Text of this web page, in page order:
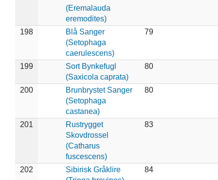
(Eremalauda
eremodites)
198
Blå Sanger
(Setophaga
caerulescens)
79
199
Sort Bynkefugl
(Saxicola caprata)
80
200
Brunbrystet Sanger
(Setophaga
castanea)
80
201
Rustrygget
Skovdrossel
(Catharus
fuscescens)
83
202
Sibirisk Gråklire
84